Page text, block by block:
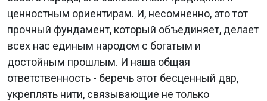
ценностным ориентирам. И, несомненно, это тот
прочный фундамент, который объединяет, делает
всех нас единым народом с богатым и
достойным прошлым. И наша общая
ответственность - беречь этот бесценный дар,
укреплять нити, связывающие не только